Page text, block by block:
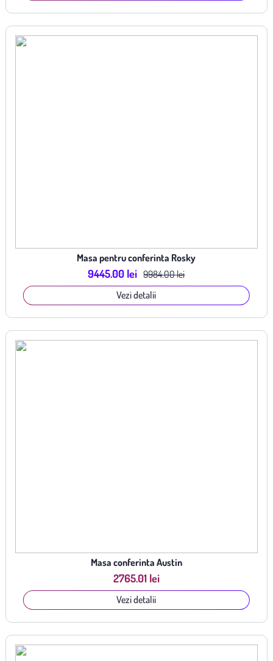
Masa pentru conferinta Rosky
9984.00 lei
9445.00 lei
Vezi detalii
Masa conferinta Austin
2765.01 lei
Vezi detalii